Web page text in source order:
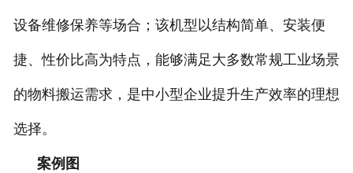
- 湖北铝合金轨道式墙壁式悬臂起重
机
湖北BZQ智能折臂式起重机
设备维修保养等场合；该机型以结构简单、安装便
捷、性价比高为特点，能够满足大多数常规工业场景
的物料搬运需求，是中小型企业提升生产效率的理想
选择。
案例图